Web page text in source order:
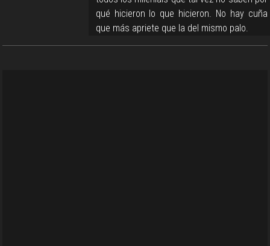
qué hicieron lo que hicieron. No hay cuña
que más apriete que la del mismo palo.